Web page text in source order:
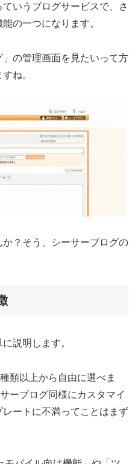
いうブログサービスで、さ
の一つになります。
の管理画面を見たいって方
ね。
？そう、シーサーブログの
説明します。
類以上から自由に選べま
ーブログ同様にカスタマイ
ートに不満ってことはまず